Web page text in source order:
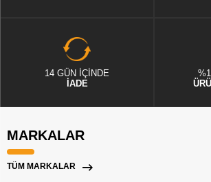
14 GÜN İÇİNDE
İADE
MARKALAR
TÜM MARKALAR